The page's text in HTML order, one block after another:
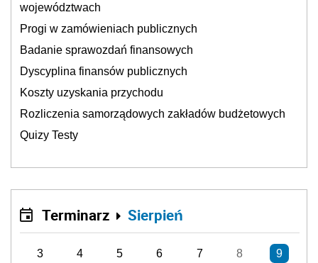
województwach
Progi w zamówieniach publicznych
Badanie sprawozdań finansowych
Dyscyplina finansów publicznych
Koszty uzyskania przychodu
Rozliczenia samorządowych zakładów budżetowych
Quizy Testy
Terminarz Sierpień
3 4 5 6 7 8 9